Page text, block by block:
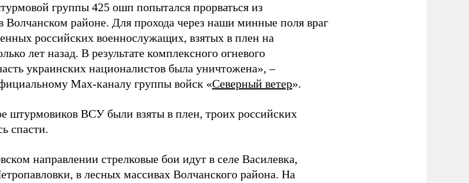
группы 425 ошп попытался прорваться из
Волчанском районе. Для прохода через наши минные поля враг
российских военнослужащих, взятых в плен на
лет назад. В результате комплексного огневого
украинских националистов была уничтожена», –
Max-каналу группы войск «Северный ветер».
штурмовиков ВСУ были взяты в плен, троих российских
спасти.
направлении стрелковые бои идут в селе Василевка,
в лесных массивах Волчанского района. На